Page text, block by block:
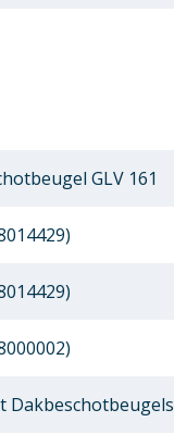
GLV 161
Dakbeschotbeugels